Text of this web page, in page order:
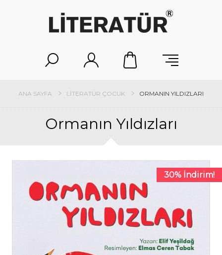
ANA SAYFA LITERATÜR ÇOCUK ORMANIN YILDIZLARI
Ormanın Yıldızları
30% İndirim!